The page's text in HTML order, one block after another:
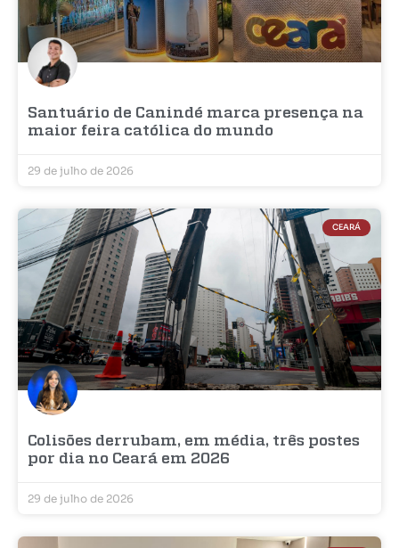
Santuário de Canindé marca presença na
maior feira católica do mundo
29 de julho de 2026
CEARÁ
Colisões derrubam, em média, três postes
por dia no Ceará em 2026
29 de julho de 2026